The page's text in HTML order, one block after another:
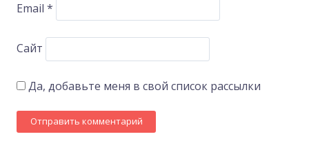
Email *
Сайт
Да, добавьте меня в свой список рассылки